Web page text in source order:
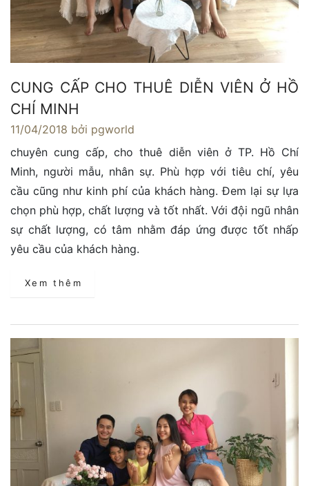
CUNG CẤP CHO THUÊ DIỄN VIÊN Ở HỒ
CHÍ MINH
11/04/2018 bởi pgworld
chuyên cung cấp, cho thuê diễn viên ở TP. Hồ Chí
Minh, người mẫu, nhân sự. Phù hợp với tiêu chí, yêu
cầu cũng như kinh phí của khách hàng. Đem lại sự lựa
chọn phù hợp, chất lượng và tốt nhất. Với đội ngũ nhân
sự chất lượng, có tâm nhằm đáp ứng được tốt nhấp
yêu cầu của khách hàng.
Xem thêm